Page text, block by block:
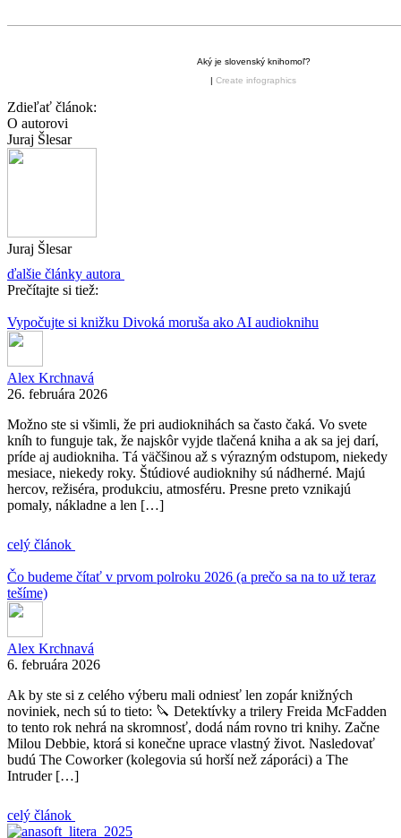
Aký je slovenský knihomoľ?
| Create infographics
Zdieľať článok:
O autorovi
Juraj Šlesar
Juraj Šlesar
ďalšie články autora
Prečítajte si tiež:
Vypočujte si knižku Divoká moruša ako AI audioknihu
Alex Krchnavá
26. februára 2026
Možno ste si všimli, že pri audioknihách sa často čaká. Vo svete
kníh to funguje tak, že najskôr vyjde tlačená kniha a ak sa jej darí,
príde aj audiokniha. Tá väčšinou až s výrazným odstupom, niekedy
mesiace, niekedy roky. Štúdiové audioknihy sú nádherné. Majú
hercov, režiséra, produkciu, atmosféru. Presne preto vznikajú
pomaly, nákladne a len […]
celý článok
Čo budeme čítať v prvom polroku 2026 (a prečo sa na to už teraz
tešíme)
Alex Krchnavá
6. februára 2026
Ak by ste si z celého výberu mali odniesť len zopár knižných
noviniek, nech sú to tieto: 🔪 Detektívky a trilery Freida McFadden
to tento rok nehrá na skromnosť, dodá nám rovno tri knihy. Začne
Milou Debbie, ktorá si konečne uprace vlastný život. Nasledovať
budú The Coworker (kolegovia sú horší než záporáci) a The
Intruder […]
celý článok